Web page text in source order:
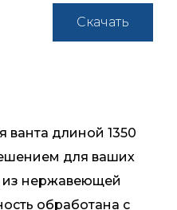
Скачать
ванта длиной 1350
для ваших
из нержавеющей
обработана с